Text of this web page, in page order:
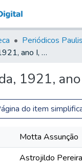
&
Coleções
Tudo na
Digital
Periódicos
A Vanguarda, 1921, ano I, n 46
1921,
do item
Motta Assunção
Astrojildo Pereira